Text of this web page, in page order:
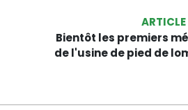
Bientôt les premiers
de l'usine de pied de